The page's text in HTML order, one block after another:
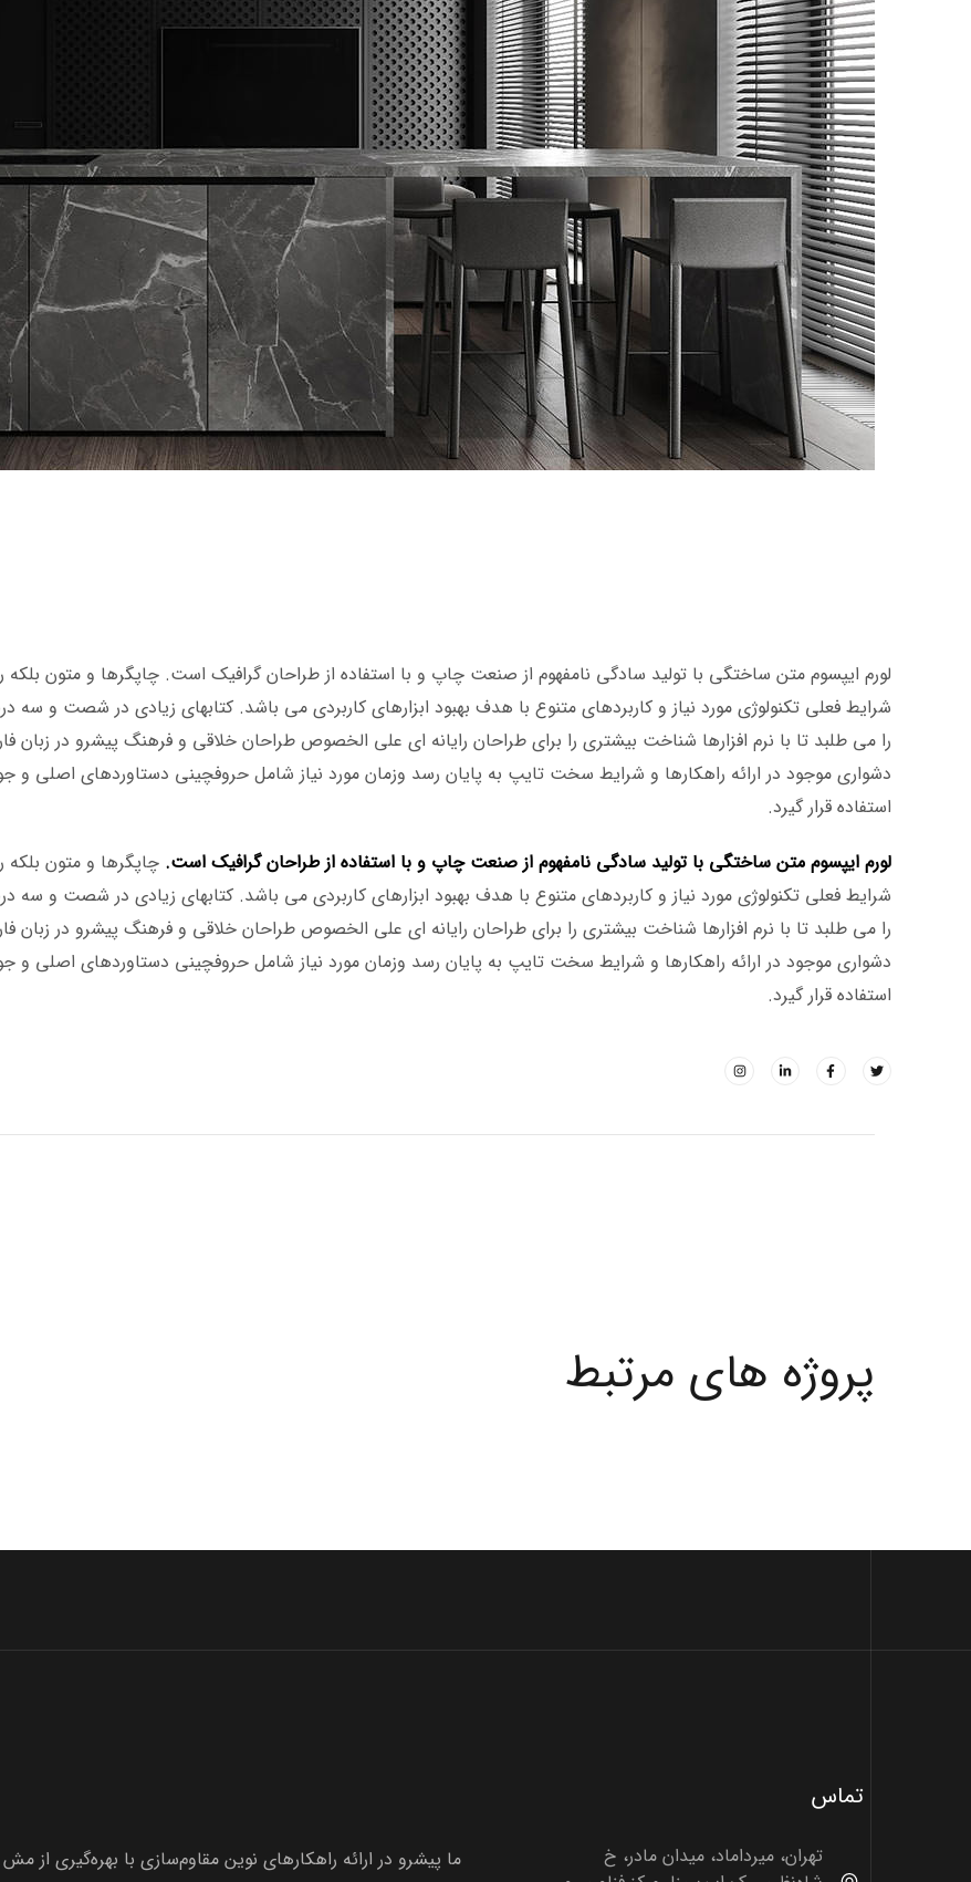
لورم ایپسوم متن ساختگی با تولید سادگی نامفهوم از صنعت چاپ و با استفاده از طراحان گرافیک است. چاپگرها و متون
شرایط فعلی تکنولوژی مورد نیاز و کاربردهای متنوع با هدف بهبود ابزارهای کاربردی می باشد. کتابهای زیادی در شصت و
را می طلبد تا با نرم افزارها شناخت بیشتری را برای طراحان رایانه ای علی الخصوص طراحان خلاقی و فرهنگ پیشرو در
دشواری موجود در ارائه راهکارها و شرایط سخت تایپ به پایان رسد وزمان مورد نیاز شامل حروفچینی دستاوردهای اصلی و
استفاده قرار گیرد.
لورم ایپسوم متن ساختگی با تولید سادگی نامفهوم از صنعت چاپ و با استفاده از طراحان گرافیک است. چاپگرها و متون
شرایط فعلی تکنولوژی مورد نیاز و کاربردهای متنوع با هدف بهبود ابزارهای کاربردی می باشد. کتابهای زیادی در شصت و
را می طلبد تا با نرم افزارها شناخت بیشتری را برای طراحان رایانه ای علی الخصوص طراحان خلاقی و فرهنگ پیشرو در
دشواری موجود در ارائه راهکارها و شرایط سخت تایپ به پایان رسد وزمان مورد نیاز شامل حروفچینی دستاوردهای اصلی و
استفاده قرار گیرد.
پروژه های مرتبط
تماس
تهران، میرداماد، میدان مادر، خ
ما پیشرو در ارائه راهکارهای نوین مقاوم‌سازی با بهره‌گیری از مش